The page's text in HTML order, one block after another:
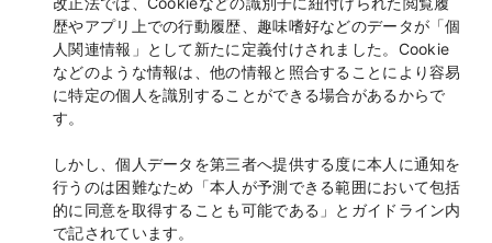
歴やアプリ上での行動履歴、趣味嗜好などのデータが「個
人関連情報」として新たに定義付けされました。Cookie
などのような情報は、他の情報と照合することにより容易
に特定の個人を識別することができる場合があるからで
す。
しかし、個人データを第三者へ提供する度に本人に通知を
行うのは困難なため「本人が予測できる範囲において包括
的に同意を取得することも可能である」とガイドライン内
で記されています。